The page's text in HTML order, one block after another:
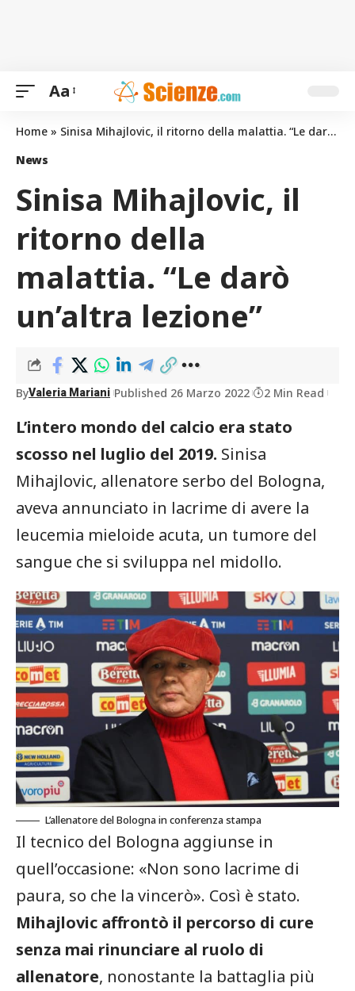
Aa
Home » Sinisa Mihajlovic, il ritorno della malattia. “Le darò un’altra lezione”
News
Sinisa Mihajlovic, il
ritorno della
malattia. “Le darò
un’altra lezione”
ByValeria Mariani Published 26 Marzo 2022 2 Min Read
L’intero mondo del calcio era stato
scosso nel luglio del 2019. Sinisa
Mihajlovic, allenatore serbo del Bologna,
aveva annunciato in lacrime di avere la
leucemia mieloide acuta, un tumore del
sangue che si sviluppa nel midollo.
L’allenatore del Bologna in conferenza stampa
Il tecnico del Bologna aggiunse in
quell’occasione: «Non sono lacrime di
paura, so che la vincerò». Così è stato.
Mihajlovic affrontò il percorso di cure
senza mai rinunciare al ruolo di
allenatore, nonostante la battaglia più